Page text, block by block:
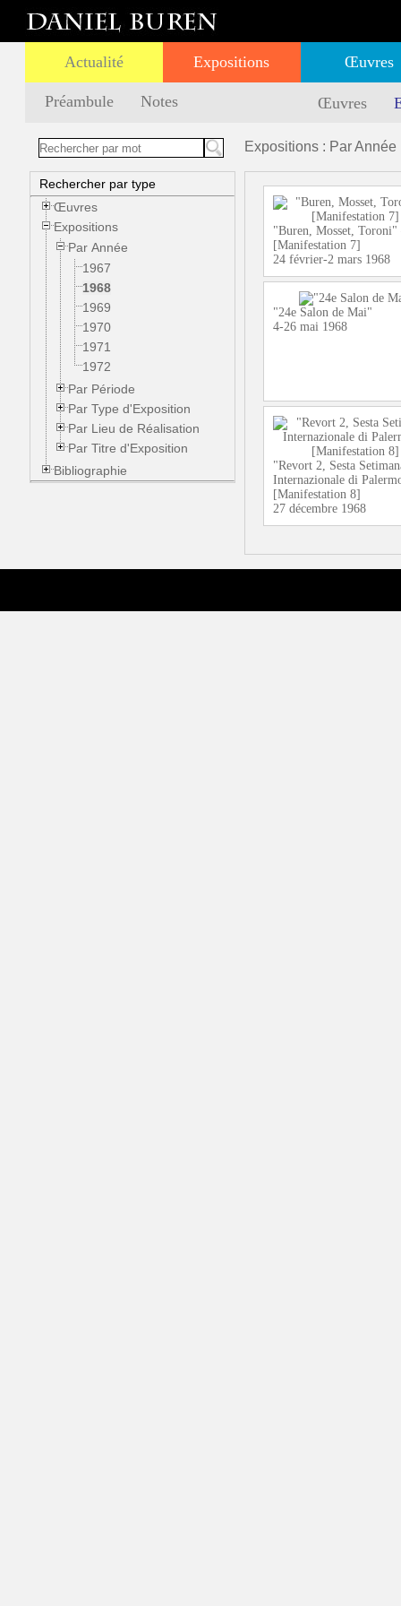
Actualité Expositions Œuvres
Préambule Notes Œuvres
Rechercher par type
Œuvres
Expositions
Par Année
1967
1968
1969
1970
1971
1972
Par Période
Par Type d'Exposition
Par Lieu de Réalisation
Par Titre d'Exposition
Bibliographie
Expositions : Par Année
"Buren, Mosset, Toroni"
[Manifestation 7]
24 février-2 mars 1968
"24e Salon de Mai"
4-26 mai 1968
"Revort 2, Sesta
Internazionale di
[Manifestation 8]
27 décembre 1968